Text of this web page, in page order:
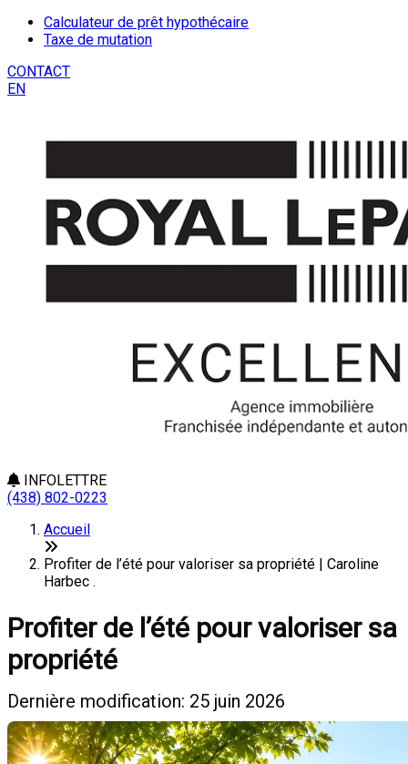
Calculateur de prêt hypothécaire
Taxe de mutation
CONTACT
EN
INFOLETTRE
(438) 802-0223
Accueil
Profiter de l’été pour valoriser sa propriété | Caroline
Harbec .
Profiter de l’été pour valoriser sa
propriété
Dernière modification: 25 juin 2026